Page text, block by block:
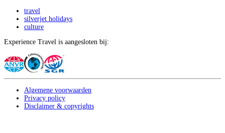
travel
silverjet holidays
culture
Experience Travel is aangesloten bij:
Algemene voorwaarden
Privacy policy
Disclaimer & copyrights